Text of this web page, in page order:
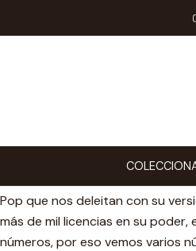
Categorias de
Pop que nos deleitan con su
más de mil licencias en su
números, por eso vemos varios